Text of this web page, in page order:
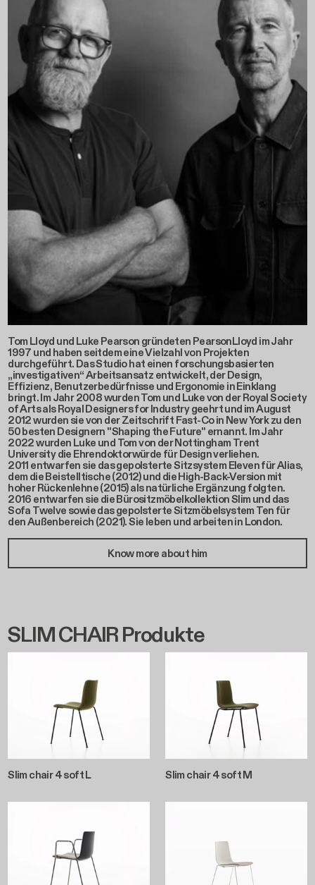
Tom Lloyd und Luke Pearson gründeten PearsonLloyd im Jahr
1997 und haben seitdem eine Vielzahl von Projekten
durchgeführt. Das Studio hat einen forschungsbasierten
„investigativen“ Arbeitsansatz entwickelt, der Design,
Effizienz, Benutzerbedürfnisse und Ergonomie in Einklang
bringt. Im Jahr 2008 wurden Tom und Luke von der Royal Society
of Arts als Royal Designers for Industry geehrt und im August
2012 wurden sie von der Zeitschrift Fast-Co in New York zu den
50 besten Designern "Shaping the Future" ernannt. Im Jahr
2022 wurden Luke und Tom von der Nottingham Trent
University die Ehrendoktorwürde für Design verliehen.
2011 entwarfen sie das gepolsterte Sitzsystem Eleven für Alias,
dem die Beistelltische (2012) und die High-Back-Version mit
hoher Rückenlehne (2015) als natürliche Ergänzung folgten.
2016 entwarfen sie die Bürositzmöbelkollektion Slim und das
Sofa Twelve sowie das gepolsterte Sitzmöbelsystem Ten für
den Außenbereich (2021). Sie leben und arbeiten in London.
Know more about him
SLIM CHAIR Produkte
Slim chair 4 soft L Slim chair 4 soft M
Slim chair 4 arm soft M Slim chair sledge soft S